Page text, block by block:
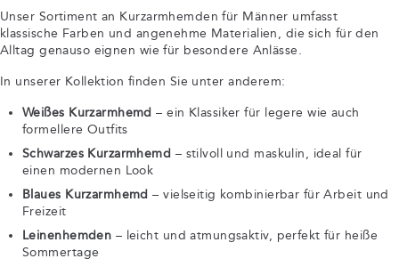
Unser Sortiment an Kurzarmhemden für Männer umfasst
klassische Farben und angenehme Materialien, die sich für den
Alltag genauso eignen wie für besondere Anlässe.
In unserer Kollektion finden Sie unter anderem:
Weißes Kurzarmhemd – ein Klassiker für legere wie auch
formellere Outfits
Schwarzes Kurzarmhemd – stilvoll und maskulin, ideal für
einen modernen Look
Blaues Kurzarmhemd – vielseitig kombinierbar für Arbeit und
Freizeit
Leinenhemden – leicht und atmungsaktiv, perfekt für heiße
Sommertage